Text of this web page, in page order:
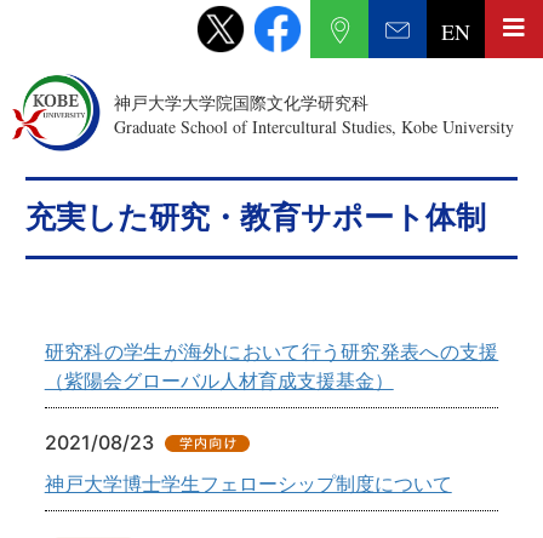
神戸大学大学院国際文化学研究科
Graduate School of Intercultural Studies, Kobe University
EN
充実した研究・教育サポート体制
研究科の学生が海外において行う研究発表への支援
（紫陽会グローバル人材育成支援基金）
2021/08/23
神戸大学博士学生フェローシップ制度について